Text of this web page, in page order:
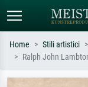
Home Stili artistici
Ralph John